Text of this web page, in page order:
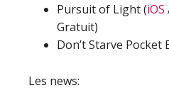
Pursuit of Light (iOS
Gratuit)
Don’t Starve Pocket
Les news: